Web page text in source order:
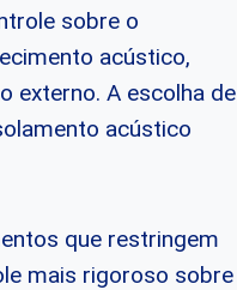
sobre o
acústico,
externo. A escolha de
acústico
que restringem
mais rigoroso sobre